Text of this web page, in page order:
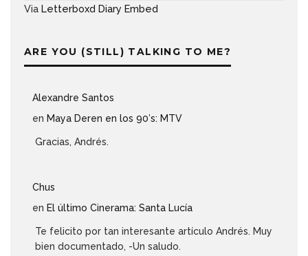
Via Letterboxd Diary Embed
ARE YOU (STILL) TALKING TO ME?
Alexandre Santos
en Maya Deren en los 90′s: MTV
Gracias, Andrés.
Chus
en El último Cinerama: Santa Lucía
Te felicito por tan interesante artículo Andrés. Muy
bien documentado, -Un saludo.